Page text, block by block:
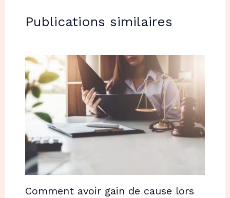
Publications similaires
Comment avoir gain de cause lors